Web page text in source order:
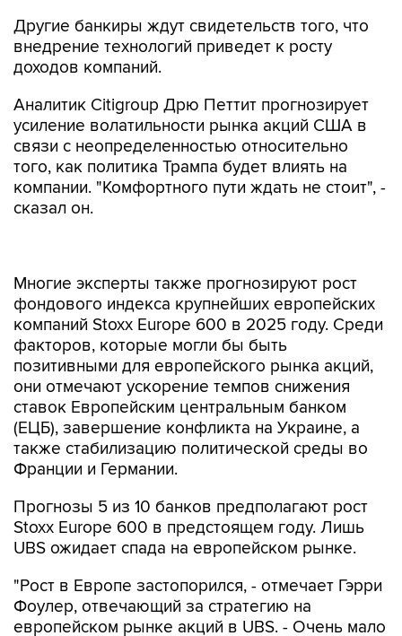
Другие банкиры ждут свидетельств того, что
внедрение технологий приведет к росту
доходов компаний.
Аналитик Citigroup Дрю Петтит прогнозирует
усиление волатильности рынка акций США в
связи с неопределенностью относительно
того, как политика Трампа будет влиять на
компании. "Комфортного пути ждать не стоит", -
сказал он.
компаний Stoxx Europe 600 в 2025 году. Среди
факторов, которые могли бы быть
позитивными для европейского рынка акций,
они отмечают ускорение темпов снижения
ставок Европейским центральным банком
(ЕЦБ), завершение конфликта на Украине, а
также стабилизацию политической среды во
Франции и Германии.
Прогнозы 5 из 10 банков предполагают рост
UBS ожидает спада на европейском рынке.
"Рост в Европе застопорился, - отмечает Гэрри
европейском рынке акций в UBS. - Очень мало
инвесторов настроено оптимистично. 2025 год
обещает быть сложным для Европы".